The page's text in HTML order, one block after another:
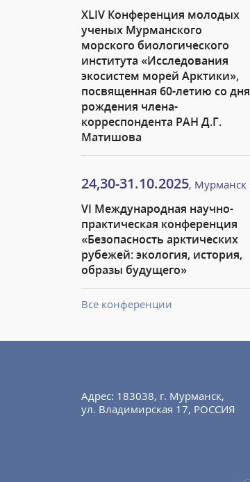
XLIV Конференция молодых
ученых Мурманского
морского биологического
института «Исследования
экосистем морей Арктики»,
посвященная 60-летию со дня
рождения члена-
корреспондента РАН Д.Г.
Матишова
24,30-31.10.2025, Мурманск
VI Международная научно-
практическая конференция
«Безопасность арктических
рубежей: экология, история,
образы будущего»
Все конференции
Адрес: 183038, г. Мурманск,
ул. Владимирская 17, РОССИЯ